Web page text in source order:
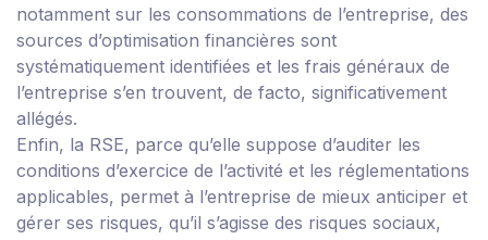
notamment sur les consommations de l’entreprise, des
sources d’optimisation financières sont
systématiquement identifiées et les frais généraux de
l’entreprise s’en trouvent, de facto, significativement
allégés.
Enfin, la RSE, parce qu’elle suppose d’auditer les
conditions d’exercice de l’activité et les réglementations
applicables, permet à l’entreprise de mieux anticiper et
gérer ses risques, qu’il s’agisse des risques sociaux,